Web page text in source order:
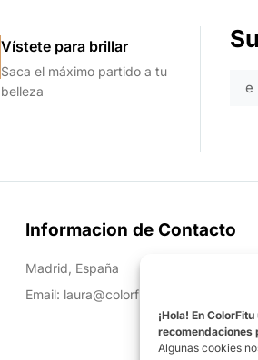
¡Hola! En
recomendaciones
Algunas cookies
Vístete para brillar
Saca el máximo partido a tu
belleza
Informacion de Contacto
Madrid, España
Email: laura@colorfitu.com